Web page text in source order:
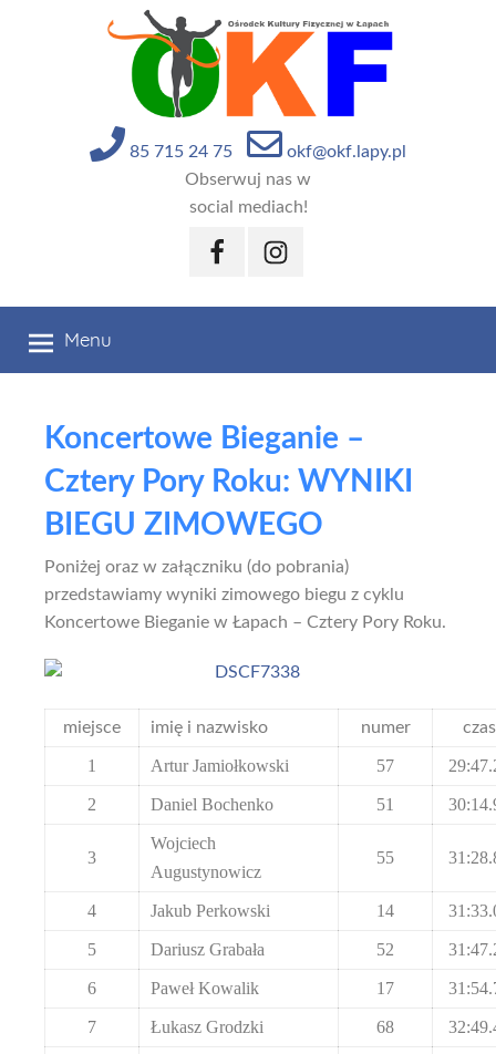
85 715 24 75
okf@okf.lapy.pl
Obserwuj nas w
social mediach!
FacebookInstagram
Menu
Koncertowe Bieganie –
Cztery Pory Roku: WYNIKI
BIEGU ZIMOWEGO
Poniżej oraz w załączniku (do pobrania)
przedstawiamy wyniki zimowego biegu z cyklu
Koncertowe Bieganie w Łapach – Cztery Pory Roku.
miejsce imię i nazwisko numer czas
1 Artur Jamiołkowski 57
2 Daniel Bochenko 51
3
Wojciech
Augustynowicz
55
4 Jakub Perkowski 14
5 Dariusz Grabała 52
6 Paweł Kowalik 17
7 Łukasz Grodzki 68